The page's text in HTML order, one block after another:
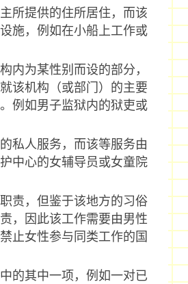
所提供的住所居住，而该
施，例如在小船上工作或
内为某性别而设的部分，
该机构（或部门）的主要
例如男子监狱内的狱吏或
私人服务，而该等服务由
中心的女辅导员或女童院
责，但鉴于该地方的习俗
，因此该工作需要由男性
止女性参与同类工作的国
的其中一项，例如一对已